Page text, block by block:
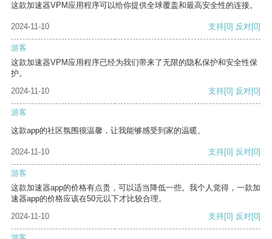
这款加速器VPM应用程序可以给你提供全球覆盖和最高安全性的连接。
2024-11-10 支持[0] 反对[0]
游客
这款加速器VPM应用程序已经为我们带来了无限的隐私保护和安全性保
护。
2024-11-10
支持[0] 反对[0]
游客
这款app的社区氛围很温馨，让我能够感受到家的温暖。
2024-11-10 支持[0] 反对[0]
游客
这款加速器app的价格有点贵，可以适当降低一些。我个人觉得，一款加
速器app的价格应该在50元以下才比较合理。
2024-11-10
支持[0] 反对[0]